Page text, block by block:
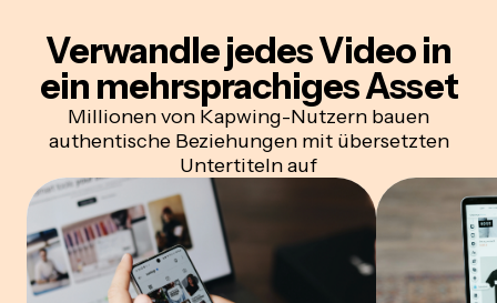
Verwandle jedes Video in
ein mehrsprachiges Asset
Millionen von Kapwing-Nutzern bauen
authentische Beziehungen mit übersetzten
Untertiteln auf